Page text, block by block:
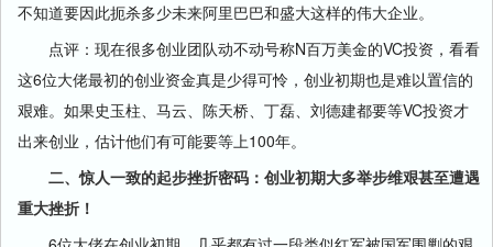
不知道要因此扼杀多少未来阿里巴巴和盛大这样的伟大企业。
点评：现在很多创业团队动不动号称N百万美金的VC投资，看看
这6位大佬最初的创业资金真是少得可怜，创业初期也是难以置信的
艰难。如果史玉柱、马云、陈天桥、丁磊、刘德建都要等VC投资才
出来创业，估计他们有可能要等上100年。
二、惊人一致的起步挫折密码：创业初期大多举步维艰甚至遭遇
重大挫折！